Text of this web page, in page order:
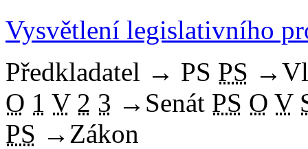
Vysvětlení legislativního
Předkladatel → PS PS →
O 1 V 2 3 → Senát PS O V
PS → Zákon